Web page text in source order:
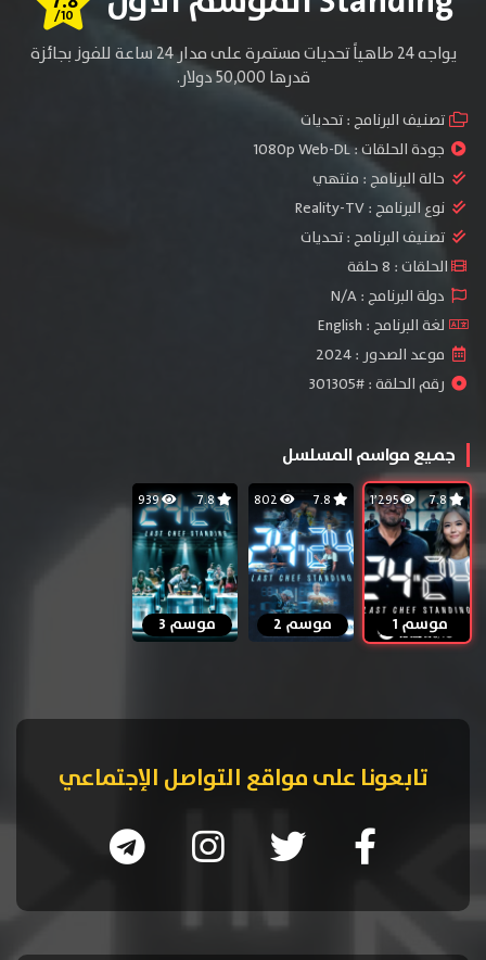
/10
يواجه 24 طاهياً تحديات مستمرة على مدار 24 ساعة للفوز بجائزة
قدرها 50,000 دولار.
تصنيف البرنامج :تحديات
جودة الحلقات :1080p Web-DL
حالة البرنامج : منتهي
نوع البرنامج :Reality-TV
تصنيف البرنامج :تحديات
الحلقات : 8 حلقة
دولة البرنامج : N/A
لغة البرنامج : English
موعد الصدور : 2024
رقم الحلقة : #301305
جميع مواسم المسلسل
7.8 1٬295
موسم 1 موسم 2
7.8
939
موسم 3
تابعونا على مواقع التواصل الإجتماعي